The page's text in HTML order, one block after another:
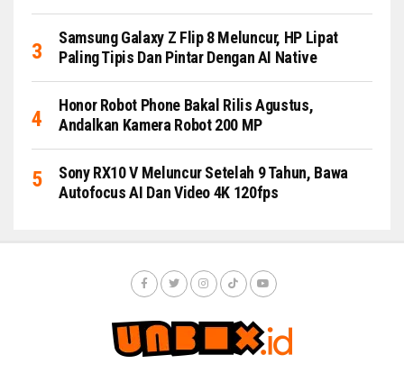
Samsung Galaxy Z Flip 8 Meluncur, HP Lipat
Paling Tipis Dan Pintar Dengan AI Native
Honor Robot Phone Bakal Rilis Agustus,
Andalkan Kamera Robot 200 MP
Sony RX10 V Meluncur Setelah 9 Tahun, Bawa
Autofocus AI Dan Video 4K 120fps